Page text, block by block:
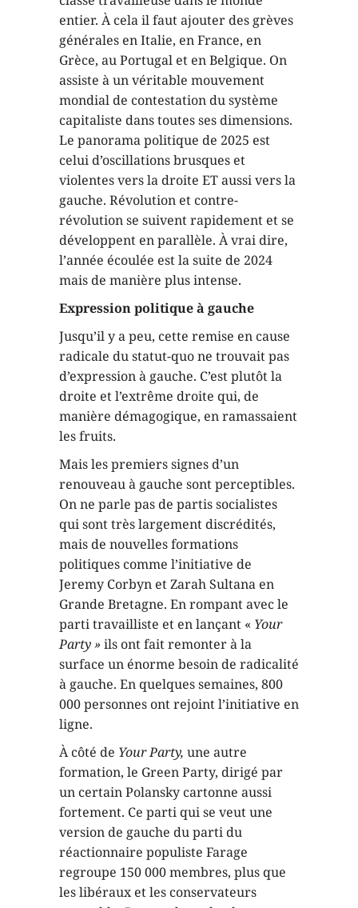
entier. À cela il faut ajouter des grèves
générales en Italie, en France, en
Grèce, au Portugal et en Belgique. On
assiste à un véritable mouvement
mondial de contestation du système
capitaliste dans toutes ses dimensions.
Le panorama politique de 2025 est
celui d’oscillations brusques et
violentes vers la droite ET aussi vers la
gauche. Révolution et contre-
révolution se suivent rapidement et se
développent en parallèle. À vrai dire,
l’année écoulée est la suite de 2024
mais de manière plus intense.
Expression politique à gauche
Jusqu’il y a peu, cette remise en cause
radicale du statut-quo ne trouvait pas
d’expression à gauche. C’est plutôt la
droite et l’extrême droite qui, de
manière démagogique, en ramassaient
les fruits.
Mais les premiers signes d’un
renouveau à gauche sont perceptibles.
On ne parle pas de partis socialistes
qui sont très largement discrédités,
mais de nouvelles formations
politiques comme l’initiative de
Jeremy Corbyn et Zarah Sultana en
Grande Bretagne. En rompant avec le
parti travailliste et en lançant « Your
Party »ils ont fait remonter à la
surface un énorme besoin de radicalité
à gauche. En quelques semaines, 800
000 personnes ont rejoint l’initiative en
ligne.
À côté de Your Party, une autre
formation, le Green Party, dirigé par
un certain Polansky cartonne aussi
fortement. Ce parti qui se veut une
version de gauche du parti du
réactionnaire populiste Farage
regroupe 150 000 membres, plus que
les libéraux et les conservateurs